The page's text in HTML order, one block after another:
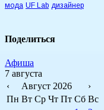
мода UF Lab дизайнер
Поделиться
Афиша
7 августа
‹
Август 2026
›
Пн Вт Ср Чт Пт Сб Вс